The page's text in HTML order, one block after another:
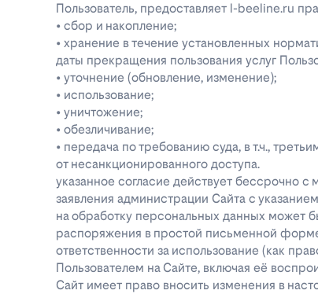
Пользователь, предоставляет l-beeline.ru
• сбор и накопление;
• хранение в течение установленных
даты прекращения пользования услуг
• уточнение (обновление, изменение);
• использование;
• уничтожение;
• обезличивание;
• передача по требованию суда, в т.ч.,
от несанкционированного доступа.
указанное согласие действует бессрочно
заявления администрации Сайта с
на обработку персональных данных может
распоряжения в простой письменной
ответственности за использование (как
Пользователем на Сайте, включая её
Сайт имеет право вносить изменения в